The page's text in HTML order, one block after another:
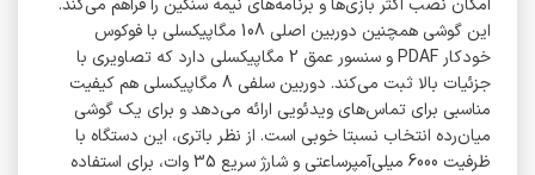
امکان نصب اکثر بازی‌ها و برنامه‌های نیمه سنگین را فراهم می‌کند.
این گوشی همچنین دوربین اصلی 108 مگاپیکسلی با فوکوس
خودکار PDAF و سنسور عمق 2 مگاپیکسلی دارد که تصاویری با
جزئیات بالا ثبت می‌کند. دوربین سلفی 8 مگاپیکسلی هم کیفیت
مناسبی برای تماس‌های ویدئویی ارائه می‌دهد و برای یک گوشی
میان‌رده انتخاب نسبتا خوبی است. از نظر باتری، این دستگاه با
ظرفیت 6000 میلی‌آمپرساعتی و شارژ سریع 35 وات، برای استفاده